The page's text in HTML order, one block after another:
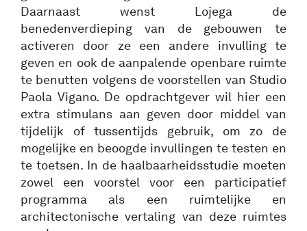
Daarnaast wenst Lojega de
benedenverdieping van de gebouwen te
activeren door ze een andere invulling te
geven en ook de aanpalende openbare ruimte
te benutten volgens de voorstellen van Studio
Paola Vigano. De opdrachtgever wil hier een
extra stimulans aan geven door middel van
tijdelijk of tussentijds gebruik, om zo de
mogelijke en beoogde invullingen te testen en
te toetsen. In de haalbaarheidsstudie moeten
zowel een voorstel voor een participatief
programma als een ruimtelijke en
architectonische vertaling van deze ruimtes